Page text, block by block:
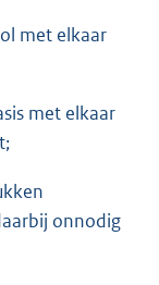
met elkaar
met elkaar
onnodig